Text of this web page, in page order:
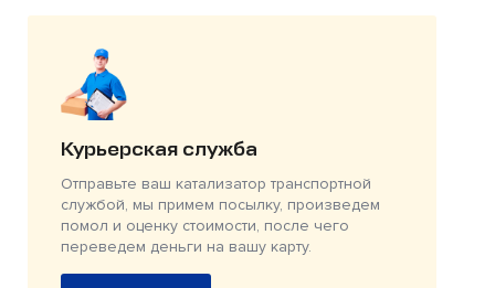
Курьерская служба
Отправьте ваш катализатор транспортной
службой, мы примем посылку, произведем
помол и оценку стоимости, после чего
переведем деньги на вашу карту.